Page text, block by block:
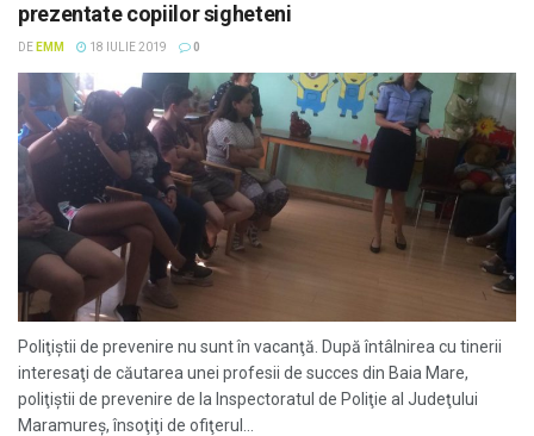
prezentate copiilor sigheteni
DE EMM 18 IULIE 2019 0
Poliţiştii de prevenire nu sunt în vacanţă. După întâlnirea cu tinerii
interesaţi de căutarea unei profesii de succes din Baia Mare,
poliţiştii de prevenire de la Inspectoratul de Poliţie al Judeţului
Maramureş, însoţiţi de ofiţerul...